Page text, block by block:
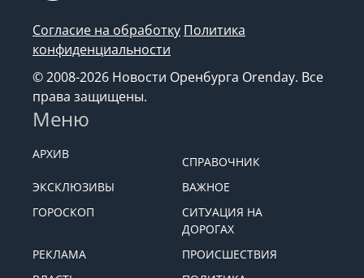
Согласие на обработку Политика
конфиденциальности
© 2008-2026 Новости Оренбурга Orenday. Все
права защищены.
Меню
АРХИВ
СПРАВОЧНИК
ЭКСКЛЮЗИВЫ
ВАЖНОЕ
ГОРОСКОП
СИТУАЦИЯ НА
ДОРОГАХ
РЕКЛАМА
ПРОИСШЕСТВИЯ